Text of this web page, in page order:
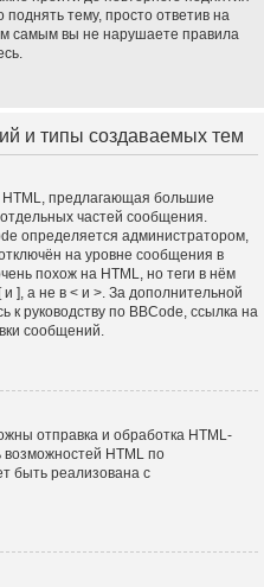
тему, просто ответив на
самым вы не нарушаете правила
и типы создаваемых тем
предлагающая большие
частей сообщения.
определяется администратором,
на уровне сообщения в
похож на HTML, но теги в нём
], а не в < и >. За дополнительной
руководству по BBCode, ссылка на
сообщений.
отправка и обработка HTML-
HTML по
быть реализована с